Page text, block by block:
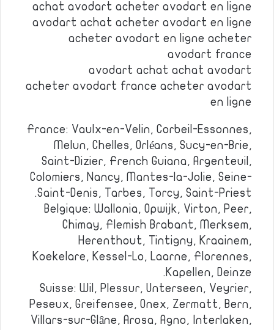
achat avodart acheter avodart en ligne
avodart achat acheter avodart en ligne
acheter avodart en ligne acheter
avodart france
avodart achat achat avodart
acheter avodart france acheter avodart
en ligne
France: Vaulx-en-Velin, Corbeil-Essonnes,
Melun, Chelles, Orléans, Sucy-en-Brie,
Saint-Dizier, French Guiana, Argenteuil,
Colomiers, Nancy, Mantes-la-Jolie, Seine-
Saint-Denis, Tarbes, Torcy, Saint-Priest.
Belgique: Wallonia, Opwijk, Virton, Peer,
Chimay, Flemish Brabant, Merksem,
Herenthout, Tintigny, Kraainem,
Koekelare, Kessel-Lo, Laarne, Florennes,
Kapellen, Deinze.
Suisse: Wil, Plessur, Unterseen, Veyrier,
Peseux, Greifensee, Onex, Zermatt, Bern,
Villars-sur-Glâne, Arosa, Agno, Interlaken,